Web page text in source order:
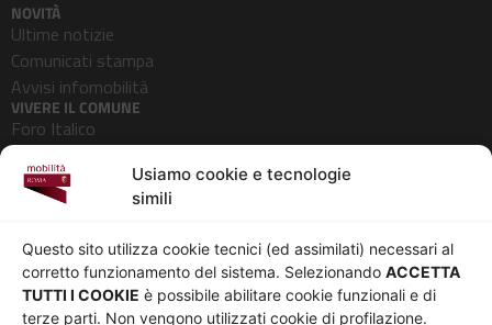
Usiamo cookie e tecnologie
simili
Questo sito utilizza cookie tecnici (ed assimilati) necessari al
corretto funzionamento del sistema. Selezionando ACCETTA
TUTTI I COOKIE è possibile abilitare cookie funzionali e di
terze parti. Non vengono utilizzati cookie di profilazione.
NOVITÀ
Ultime notizie
Comunicati stampa
Avvisi infomobilità
VIVERE IL COMUNE
Foro Italico
Pedonalizzazioni
Aeroporti
Chi siamo
Governance
Whistleblowing
Privacy
Parità di genere
Amministrazione